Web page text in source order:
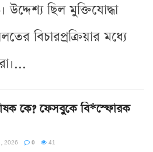
উদ্দেশ্য ছিল মুক্তিযোদ্ধা
বিচারপ্রক্রিয়ার মধ্যে
কে? ফেসবুকে বি*স্ফোরক
2026 0 41